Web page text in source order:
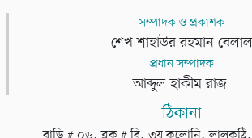
সম্পাদক ও প্রকাশক
শেখ শাহাউর রহমান বেলাল
প্রধান সম্পাদক
আব্দুল হাকীম রাজ
ঠিকানা